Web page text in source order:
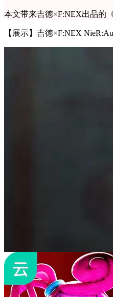
本文带来吉徳×F:NEX出品的
【展示】吉徳×F:NEX